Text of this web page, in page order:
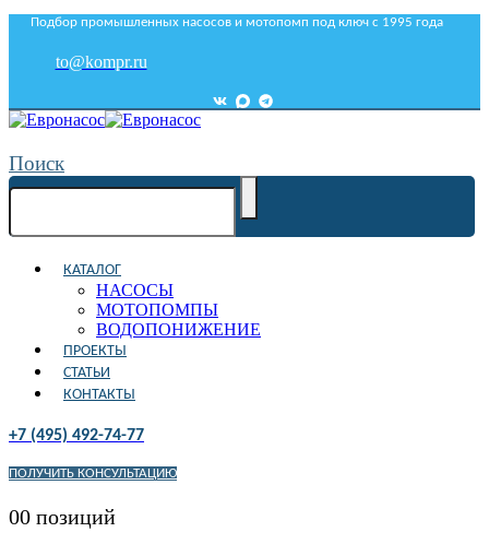
Подбор промышленных насосов и мотопомп под ключ с 1995 года
to@kompr.ru
Поиск
КАТАЛОГ
НАСОСЫ
МОТОПОМПЫ
ВОДОПОНИЖЕНИЕ
ПРОЕКТЫ
СТАТЬИ
КОНТАКТЫ
+7 (495) 492-74-77
ПОЛУЧИТЬ КОНСУЛЬТАЦИЮ
00 позиций